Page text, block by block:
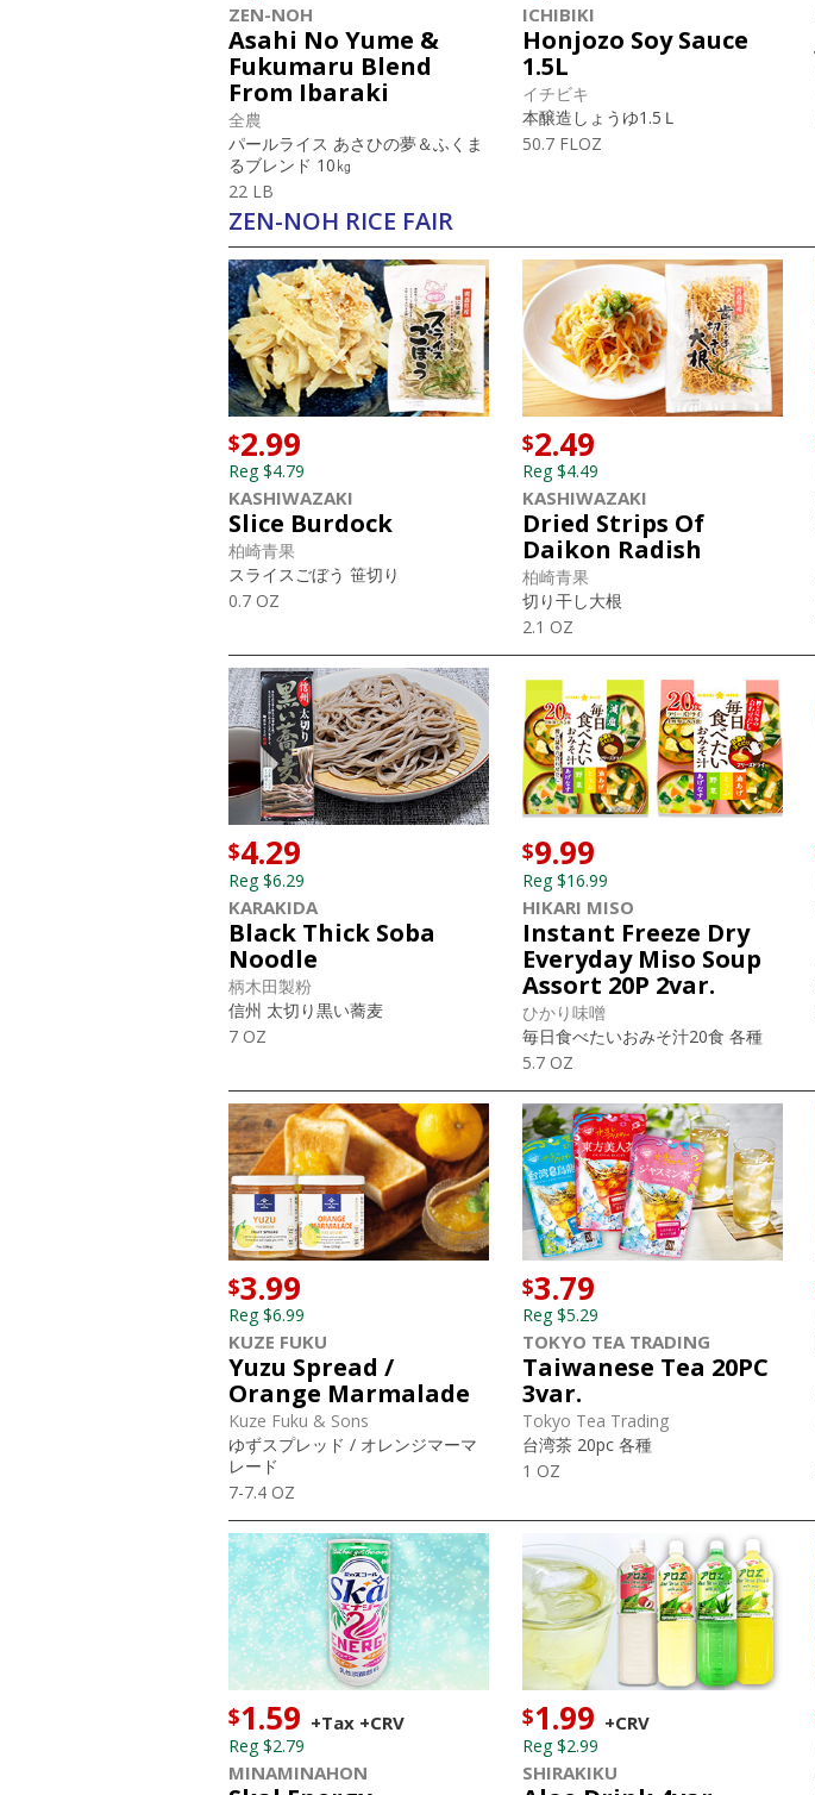
ZEN-NOH
Asahi No Yume &
Fukumaru Blend
From Ibaraki
全農
パールライス あさひの夢＆ふくま
るブレンド 10㎏
22 LB
ZEN-NOH RICE FAIR
ICHIBIKI
Honjozo Soy Sauce
1.5L
イチビキ
本醸造しょうゆ1.5Ｌ
50.7 FLOZ
$2.99
Reg $4.79
KASHIWAZAKI
Slice Burdock
柏崎青果
スライスごぼう 笹切り
0.7 OZ
$2.49
Reg $4.49
KASHIWAZAKI
Dried Strips Of
Daikon Radish
柏崎青果
切り干し大根
2.1 OZ
$4.29
Reg $6.29
KARAKIDA
Black Thick Soba
Noodle
柄木田製粉
信州 太切り黒い蕎麦
7 OZ
$9.99
Reg $16.99
HIKARI MISO
Instant Freeze Dry
Everyday Miso Soup
Assort 20P 2var.
ひかり味噌
毎日食べたいおみそ汁20食 各種
5.7 OZ
$3.99
Reg $6.99
KUZE FUKU
Yuzu Spread /
Orange Marmalade
Kuze Fuku & Sons
ゆずスプレッド / オレンジマーマ
レード
7-7.4 OZ
$3.79
Reg $5.29
TOKYO TEA TRADING
Taiwanese Tea 20PC
3var.
Tokyo Tea Trading
台湾茶 20pc 各種
1 OZ
$1.59 +Tax +CRV
Reg $2.79
MINAMINAHON
$1.99 +CRV
Reg $2.99
SHIRAKIKU